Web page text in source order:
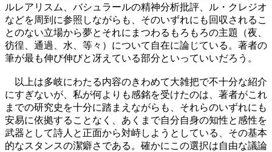
ルレアリスム、バシュラールの精神分析批評、ル・クレジオ
などを周到に参照しながらも、そのいずれにも回収されるこ
とのない立場から夢とそれにまつわるもろもろの主題（夜、
彷徨、通過、水、等々）について自在に論じている。著者の
筆が最も伸び伸びと冴えている部分といっていいだろう。
以上は多岐にわたる内容のきわめて大雑把で不十分な紹介
にすぎないが、私が何よりも感銘を受けたのは、著者がこれ
までの研究史を十分に踏まえながらも、それらのいずれにも
安易に依拠することなく、あくまで自分自身の知性と感性を
武器として詩人と正面から対峙しようとしている、その基本
的なスタンスの潔癖さである。確かにこの選択は自由な議論